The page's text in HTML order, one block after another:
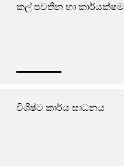
කල් පවතින හා කාර්යක්ෂම
විශිෂ්ට කාර්ය සාධනය